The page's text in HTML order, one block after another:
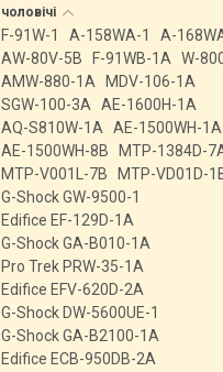
чоловічі
F-91W-1 A-158WA-1
A-
AW-80V-5B
F-91WB-1A
W-
AMW-880-1A
MDV-106-1A
SGW-100-3A
AE-1600H-1A
AQ-S810W-1A
AE-1500WH-1A
AE-1500WH-8B
MTP-1384D-
MTP-V001L-7B
MTP-VD01D-
G-Shock GW-9500-1
Edifice EF-129D-1A
G-Shock GA-B010-1A
Pro Trek PRW-35-1A
Edifice EFV-620D-2A
G-Shock DW-5600UE-1
G-Shock GA-B2100-1A
Edifice ECB-950DB-2A